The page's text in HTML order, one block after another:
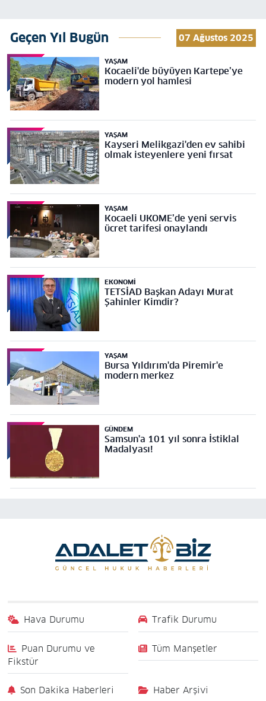
Geçen Yıl Bugün 07 Ağustos 2025
YAŞAM
Kocaeli'de büyüyen Kartepe’ye
modern yol hamlesi
YAŞAM
Kayseri Melikgazi'den ev sahibi
olmak isteyenlere yeni fırsat
YAŞAM
Kocaeli UKOME’de yeni servis
ücret tarifesi onaylandı
EKONOMI
TETSİAD Başkan Adayı Murat
Şahinler Kimdir?
YAŞAM
Bursa Yıldırım'da Piremir'e
modern merkez
GÜNDEM
Samsun'a 101 yıl sonra İstiklal
Madalyası!
Hava Durumu Trafik Durumu
Puan Durumu ve
Fikstür
Tüm Manşetler
Son Dakika Haberleri Haber Arşivi